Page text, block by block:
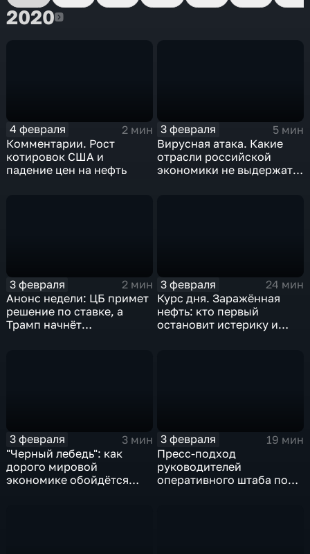
20202020
4 февраля
2 мин
Комментарии. Рост
котировок США и
падение цен на нефть
3 февраля
5 мин
Вирусная атака. Какие
отрасли российской
экономики не выдержат
3 февраля
2 мин
Анонс недели: ЦБ примет
решение по ставке, а
Трамп начнёт
3 февраля
24 мин
Курс дня. Заражённая
нефть: кто первый
остановит истерику и
3 февраля
3 мин
"Черный лебедь": как
дорого мировой
экономике обойдётся
3 февраля
19 мин
Пресс-подход
руководителей
оперативного штаба по